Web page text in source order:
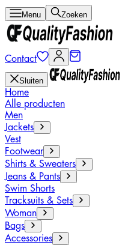
Menu Zoeken
Contact
Sluiten
Home
Alle producten
Men
Jackets
Vest
Footwear
Shirts & Sweaters
Jeans & Pants
Swim Shorts
Tracksuits & Sets
Woman
Bags
Accessories